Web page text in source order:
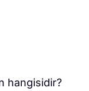
hangisidir?